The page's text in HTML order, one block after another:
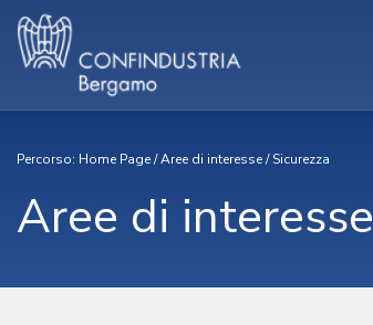
Percorso: Home Page/Aree di interesse/Sicurezza
Aree di interesse